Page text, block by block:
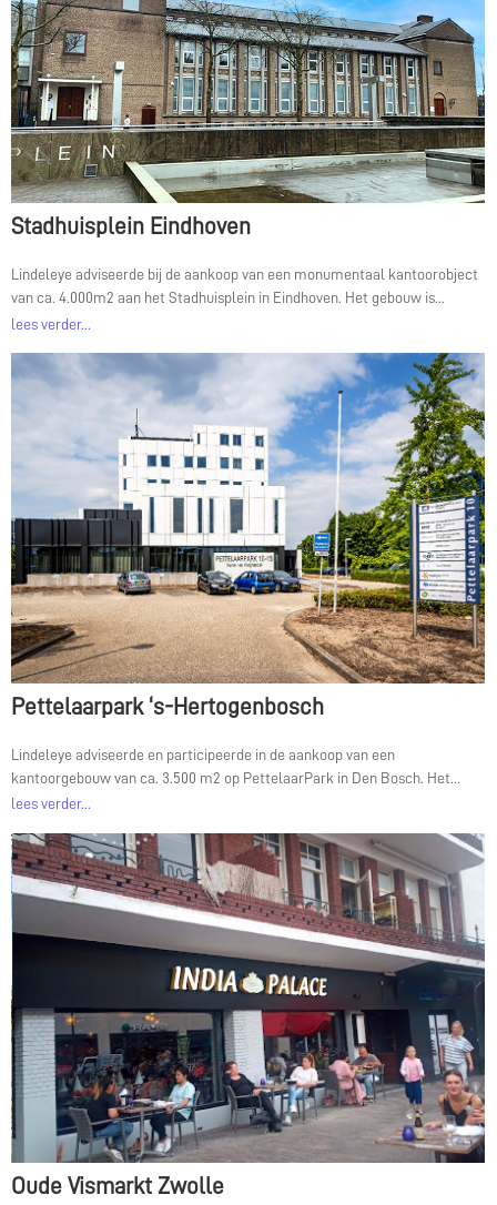
Stadhuisplein Eindhoven
Lindeleye adviseerde bij de aankoop van een monumentaal kantoorobject
van ca. 4.000m2 aan het Stadhuisplein in Eindhoven. Het gebouw is...
lees verder...
Pettelaarpark ‘s-Hertogenbosch
Lindeleye adviseerde en participeerde in de aankoop van een
kantoorgebouw van ca. 3.500 m2 op PettelaarPark in Den Bosch. Het...
lees verder...
Oude Vismarkt Zwolle